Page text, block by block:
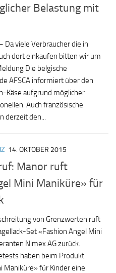
Belastung mit
viele Verbraucher die in
dort einkaufen bitten wir um
Die belgische
AFSCA informiert über den
Käse aufgrund möglicher
Auch französische
den...
14. OKTOBER 2015
Manor ruft
Mini Maniküre» für
von Grenzwerten ruft
Set «Fashion Angel Mini
Nimex AG zurück.
haben beim Produkt
Maniküre» für Kinder eine